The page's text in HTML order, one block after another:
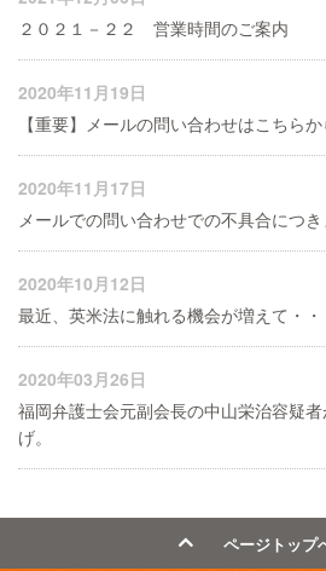
２０２１－２２ 営業時間のご案内
2020年11月19日
【重要】メールの問い合わせはこちら
2020年11月17日
メールでの問い合わせでの不具合につき
2020年10月12日
最近、英米法に触れる機会が増えて・・
2020年03月26日
福岡弁護士会元副会長の中山栄治容疑
げ。
ページトップ